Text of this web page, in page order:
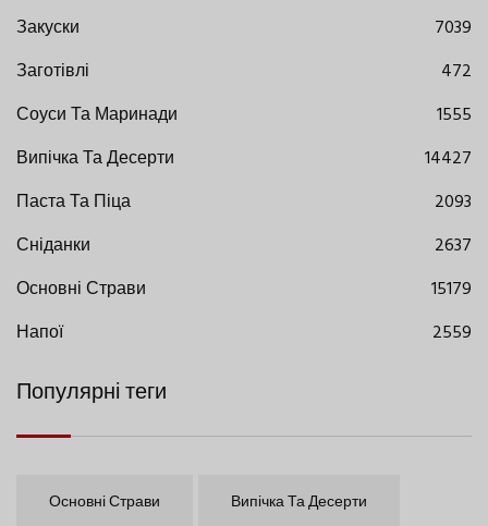
Закуски
7039
Заготівлі
472
Соуси Та Маринади
1555
Випічка Та Десерти
14427
Паста Та Піца
2093
Сніданки
2637
Основні Страви
15179
Напої
2559
Популярні теги
Основні Страви Випічка Та Десерти